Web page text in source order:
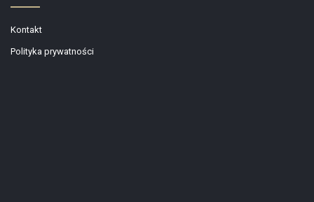
Kontakt
Polityka prywatności